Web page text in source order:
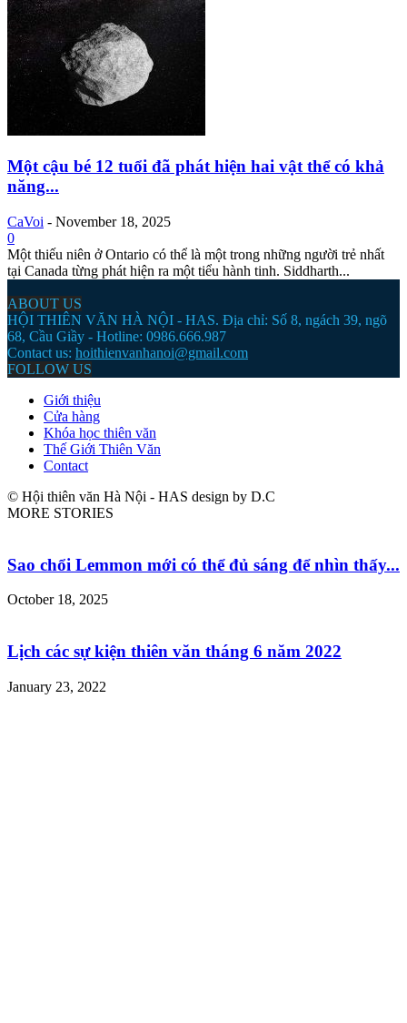
Một cậu bé 12 tuổi đã phát hiện hai vật thể có khả
năng...
CaVoi - November 18, 2025
0
Một thiếu niên ở Ontario có thể là một trong những người trẻ nhất
tại Canada từng phát hiện ra một tiểu hành tinh. Siddharth...
ABOUT US
HỘI THIÊN VĂN HÀ NỘI - HAS. Địa chỉ: Số 8, ngách 39, ngõ
68, Cầu Giầy - Hotline: 0986.666.987
Contact us: hoithienvanhanoi@gmail.com
FOLLOW US
Giới thiệu
Cửa hàng
Khóa học thiên văn
Thế Giới Thiên Văn
Contact
© Hội thiên văn Hà Nội - HAS design by D.C
MORE STORIES
Sao chổi Lemmon mới có thể đủ sáng để nhìn thấy...
October 18, 2025
Lịch các sự kiện thiên văn tháng 6 năm 2022
January 23, 2022